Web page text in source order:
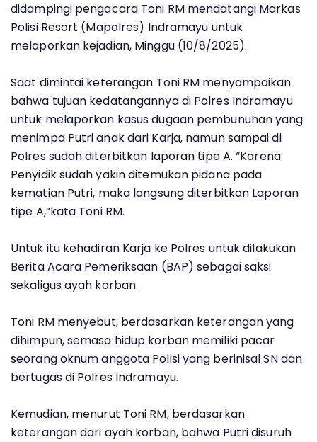
didampingi pengacara Toni RM mendatangi Markas
Polisi Resort (Mapolres) Indramayu untuk
melaporkan kejadian, Minggu (10/8/2025).
Saat dimintai keterangan Toni RM menyampaikan
bahwa tujuan kedatangannya di Polres Indramayu
untuk melaporkan kasus dugaan pembunuhan yang
menimpa Putri anak dari Karja, namun sampai di
Polres sudah diterbitkan laporan tipe A. “Karena
Penyidik sudah yakin ditemukan pidana pada
kematian Putri, maka langsung diterbitkan Laporan
tipe A,”kata Toni RM.
Untuk itu kehadiran Karja ke Polres untuk dilakukan
Berita Acara Pemeriksaan (BAP) sebagai saksi
sekaligus ayah korban.
Toni RM menyebut, berdasarkan keterangan yang
dihimpun, semasa hidup korban memiliki pacar
seorang oknum anggota Polisi yang berinisal SN dan
bertugas di Polres Indramayu.
Kemudian, menurut Toni RM, berdasarkan
keterangan dari ayah korban, bahwa Putri disuruh